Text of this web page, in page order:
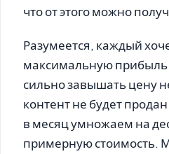
что от этого можно
Разумеется, каждый
максимальную прибыль
сильно завышать цену
контент не будет
в месяц умножаем на
примерную стоимость.